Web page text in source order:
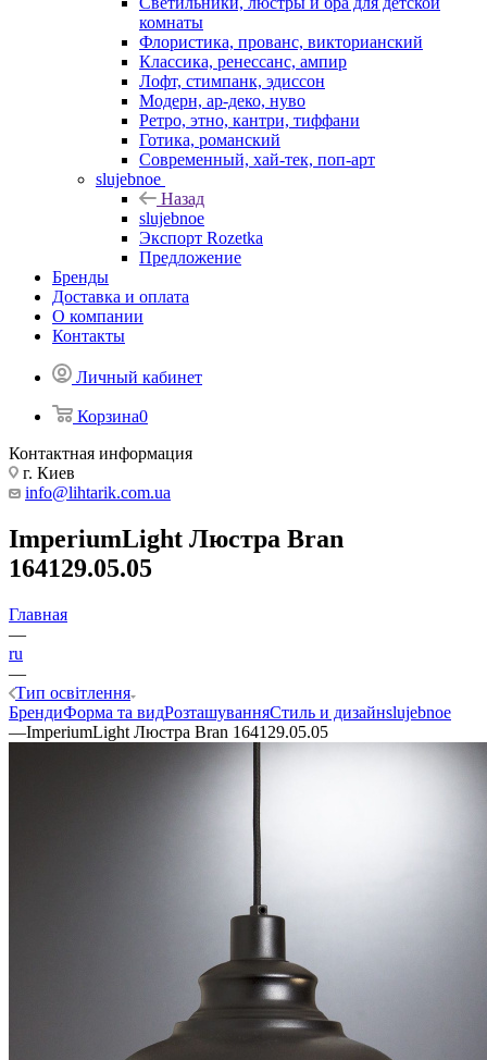
комнаты
Флористика, прованс, викторианский
Классика, ренессанс, ампир
Лофт, стимпанк, эдиссон
Модерн, ар-деко, нуво
Ретро, этно, кантри, тиффани
Готика, романский
Современный, хай-тек, поп-арт
slujebnoe
Назад
slujebnoe
Экспорт Rozetka
Предложение
Бренды
Доставка и оплата
О компании
Контакты
Личный кабинет
Корзина0
Контактная информация
г. Киев
info@lihtarik.com.ua
ImperiumLight Люстра Bran
164129.05.05
Главная
—
ru
—
Тип освітлення
БрендиФорма та видРозташуванняСтиль и дизайнslujebnoe
—ImperiumLight Люстра Bran 164129.05.05